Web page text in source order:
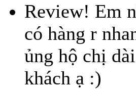
Review! Em
có hàng r
ủng hộ chị
khách ạ :)